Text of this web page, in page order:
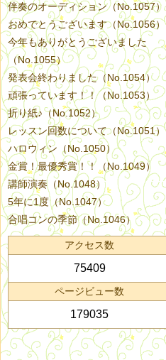
伴奏のオーディション（No.1057）
おめでとうございます（No.1056）
今年もありがとうございました
（No.1055）
発表会終わりました（No.1054）
頑張っています！！（No.1053）
折り紙♪（No.1052）
レッスン回数について（No.1051）
ハロウィン（No.1050）
金賞！最優秀賞！！（No.1049）
講師演奏（No.1048）
5年に1度（No.1047）
合唱コンの季節（No.1046）
アクセス数
75409
ページビュー数
179035